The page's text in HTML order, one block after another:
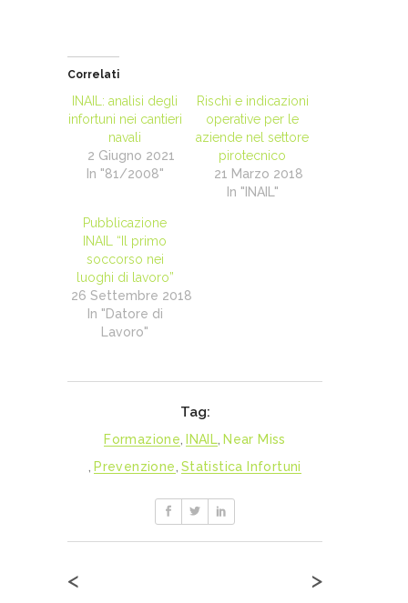
Correlati
INAIL: analisi degli
infortuni nei cantieri
navali
2 Giugno 2021
In "81/2008"
Rischi e indicazioni
operative per le
aziende nel settore
pirotecnico
21 Marzo 2018
In "INAIL"
Pubblicazione
INAIL “Il primo
soccorso nei
luoghi di lavoro”
26 Settembre 2018
In "Datore di
Lavoro"
Tag:
Formazione INAIL Near Miss
Prevenzione Statistica Infortuni
< >